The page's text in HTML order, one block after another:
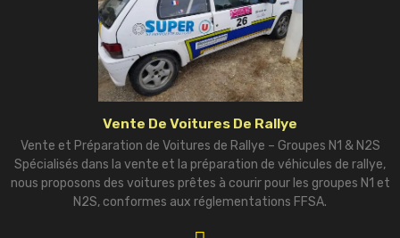
Vente De Voitures De Rallye
Vente et Préparation de Voitures de Rallye – Groupes N1 & N2S
Spécialisés dans la vente et la préparation de véhicules de rallye,
nous proposons des voitures prêtes à courir pour les groupes N1 et
N2S, conformes aux réglementations FFSA.